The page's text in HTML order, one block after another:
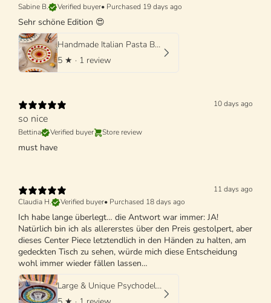
Sabine B.
Verified buyer• Purchased 19 days ago
Sehr schöne Edition 😍
Handmade Italian Pasta Bowl 25 cm | Cappello di Prete "Mutti Edition"
5 ★ · 1 review
10 days ago
so nice
Bettina Verified buyer Store review
must have
11 days ago
Claudia H.
Verified buyer• Purchased 18 days ago
Ich habe lange überlegt… die Antwort war immer: JA!
Natürlich bin ich als allererstes über den Preis gestolpert, aber
dieses Center Piece letztendlich in den Händen zu halten, am
gedeckten Tisch zu sehen, würde mich diese Entscheidung
wohl immer wieder fällen lassen…
Large & Unique Psychodelic Viso Bowl - 42cm - One of a Kind